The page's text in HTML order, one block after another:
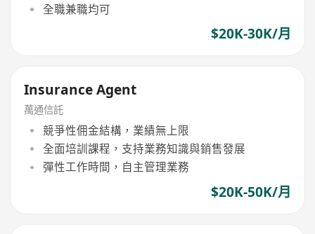
全職兼職均可
$20K-30K/月
Insurance Agent
萬通信託
競爭性佣金結構，業績無上限
全面培訓課程，支持業務知識與銷售發展
彈性工作時間，自主管理業務
$20K-50K/月